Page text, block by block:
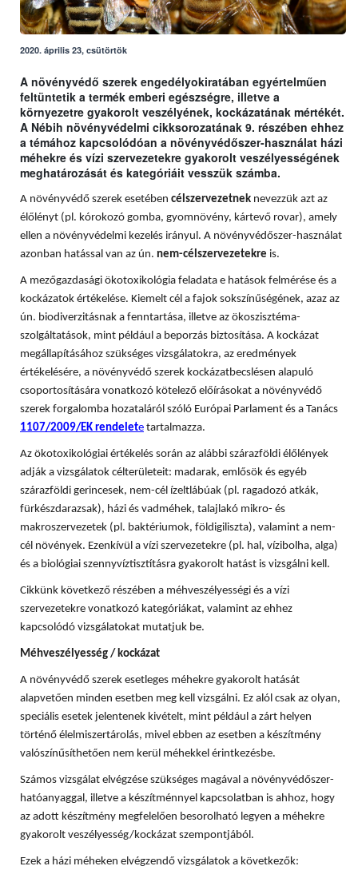
2020. április 23, csütörtök
A növényvédő szerek engedélyokiratában egyértelműen
feltüntetik a termék emberi egészségre, illetve a
környezetre gyakorolt veszélyének, kockázatának mértékét.
A Nébih növényvédelmi cikksorozatának 9. részében ehhez
a témához kapcsolódóan a növényvédőszer-használat házi
méhekre és vízi szervezetekre gyakorolt veszélyességének
meghatározását és kategóriáit vesszük számba.
A növényvédő szerek esetében célszervezetnek nevezzük azt az
élőlényt (pl. kórokozó gomba, gyomnövény, kártevő rovar), amely
ellen a növényvédelmi kezelés irányul. A növényvédőszer-használat
azonban hatással van az ún. nem-célszervezetekre is.
A mezőgazdasági ökotoxikológia feladata e hatások felmérése és a
kockázatok értékelése. Kiemelt cél a fajok sokszínűségének, azaz az
ún. biodiverzitásnak a fenntartása, illetve az ökoszisztéma-
szolgáltatások, mint például a beporzás biztosítása. A kockázat
megállapításához szükséges vizsgálatokra, az eredmények
értékelésére, a növényvédő szerek kockázatbecslésen alapuló
csoportosítására vonatkozó kötelező előírásokat a növényvédő
szerek forgalomba hozataláról szóló Európai Parlament és a Tanács
1107/2009/EK rendelete tartalmazza.
Az ökotoxikológiai értékelés során az alábbi szárazföldi élőlények
adják a vizsgálatok célterületeit: madarak, emlősök és egyéb
szárazföldi gerincesek, nem-cél ízeltlábúak (pl. ragadozó atkák,
fürkészdarazsak), házi és vadméhek, talajlakó mikro- és
makroszervezetek (pl. baktériumok, földigiliszta), valamint a nem-
cél növények. Ezenkívül a vízi szervezetekre (pl. hal, vízibolha, alga)
és a biológiai szennyvíztisztításra gyakorolt hatást is vizsgálni kell.
Cikkünk következő részében a méhveszélyességi és a vízi
szervezetekre vonatkozó kategóriákat, valamint az ehhez
kapcsolódó vizsgálatokat mutatjuk be.
Méhveszélyesség / kockázat
A növényvédő szerek esetleges méhekre gyakorolt hatását
alapvetően minden esetben meg kell vizsgálni. Ez alól csak az olyan,
speciális esetek jelentenek kivételt, mint például a zárt helyen
történő élelmiszertárolás, mivel ebben az esetben a készítmény
valószínűsíthetően nem kerül méhekkel érintkezésbe.
Számos vizsgálat elvégzése szükséges magával a növényvédőszer-
hatóanyaggal, illetve a készítménnyel kapcsolatban is ahhoz, hogy
az adott készítmény megfelelően besorolható legyen a méhekre
gyakorolt veszélyesség/kockázat szempontjából.
Ezek a házi méheken elvégzendő vizsgálatok a következők: